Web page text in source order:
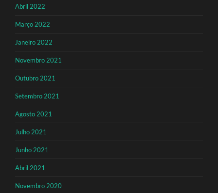
Abril 2022
Março 2022
Janeiro 2022
Novembro 2021
Outubro 2021
Setembro 2021
Agosto 2021
Julho 2021
Junho 2021
Abril 2021
Novembro 2020